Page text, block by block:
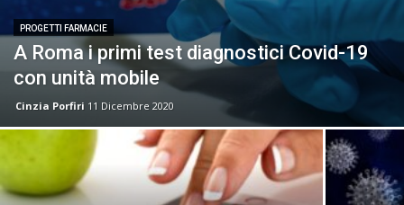
PROGETTI FARMACIE
A Roma i primi test diagnostici Covid-19
con unità mobile
Cinzia Porfiri 11 Dicembre 2020